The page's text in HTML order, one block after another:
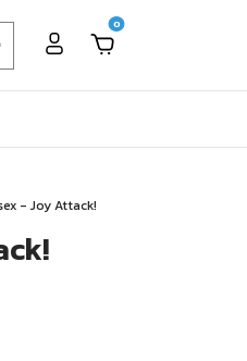
0
- Joy Attack!